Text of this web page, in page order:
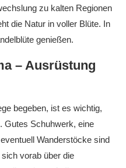
zu kalten Regionen
die Natur in voller Blüte. In
genießen.
– Ausrüstung
begeben, ist es wichtig,
Gutes Schuhwerk, eine
Wanderstöcke sind
vorab über die